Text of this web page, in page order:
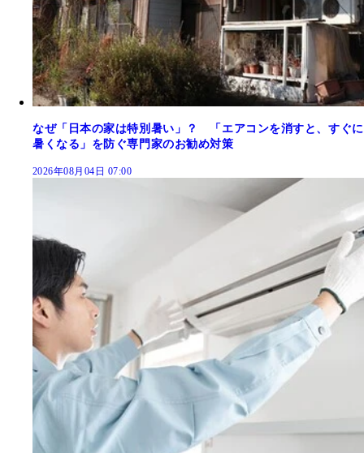
なぜ「日本の家は特別暑い」？ 「エアコンを消すと、すぐに
暑くなる」を防ぐ専門家のお勧め対策
2026年08月04日 07:00